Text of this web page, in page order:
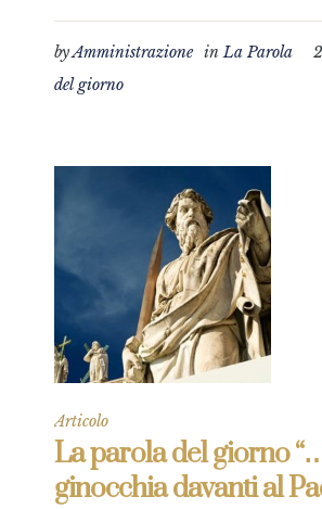
byAmministrazione inLa Parola
del giorno
Articolo
La parola del giorno
ginocchia davanti al